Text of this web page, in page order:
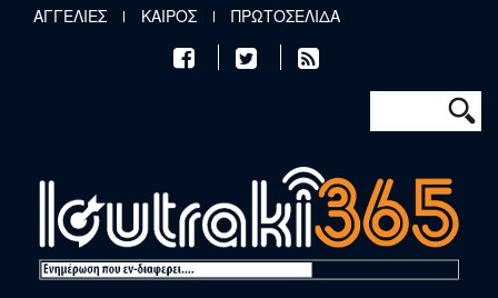
Παράκαμψη προς το κυρίως περιεχόμενο
ΑΓΓΕΛΙΕΣ ΚΑΙΡΟΣ ΠΡΩΤΟΣΕΛΙΔΑ
Φόρμα
Αναζήτηση